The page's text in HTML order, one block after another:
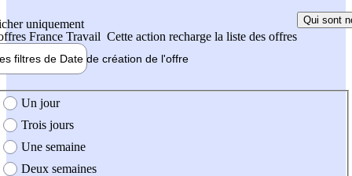
uniquement
France Travail Cette action recharge la liste des offres
Qui sont
filtres de Date de création de l'offre
création de l'offre
Un jour
Trois jours
Une semaine
Deux semaines